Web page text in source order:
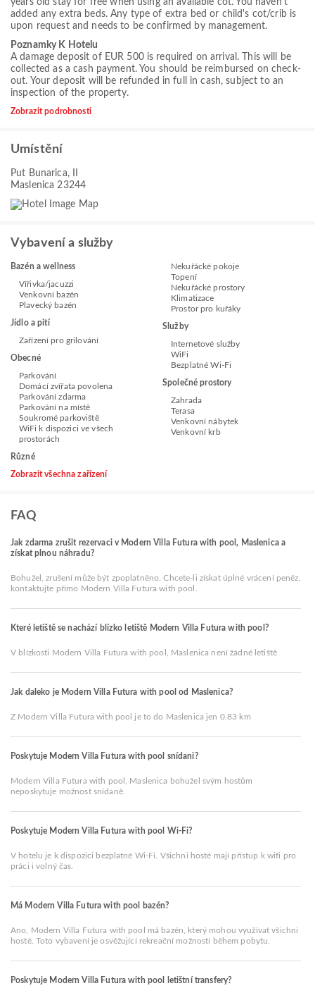
years old stay for free when using an available cot. You haven't
added any extra beds. Any type of extra bed or child's cot/crib is
upon request and needs to be confirmed by management.
Poznamky K Hotelu
A damage deposit of EUR 500 is required on arrival. This will be
collected as a cash payment. You should be reimbursed on check-
out. Your deposit will be refunded in full in cash, subject to an
inspection of the property.
Zobrazit podrobnosti
Umístění
Put Bunarica, II
Maslenica 23244
Vybavení a služby
Bazén a wellness
Vířivka/jacuzzi
Venkovní bazén
Plavecký bazén
Jídlo a pití
Zařízení pro grilování
Obecné
Parkování
Domácí zvířata povolena
Parkování zdarma
Parkování na místě
Soukromé parkoviště
WiFi k dispozici ve všech
prostorách
Různé
Nekuřácké pokoje
Topení
Nekuřácké prostory
Klimatizace
Prostor pro kuřáky
Služby
Internetové služby
WiFi
Bezplatné Wi-Fi
Společné prostory
Zahrada
Terasa
Venkovní nábytek
Venkovní krb
Zobrazit všechna zařízení
FAQ
Jak zdarma zrušit rezervaci v Modern Villa Futura with pool, Maslenica a
získat plnou náhradu?
Bohužel, zrušení může být zpoplatněno. Chcete-li získat úplné vrácení peněz,
kontaktujte přímo Modern Villa Futura with pool.
Které letiště se nachází blízko letiště Modern Villa Futura with pool?
V blízkosti Modern Villa Futura with pool, Maslenica není žádné letiště
Jak daleko je Modern Villa Futura with pool od Maslenica?
Z Modern Villa Futura with pool je to do Maslenica jen 0.83 km
Poskytuje Modern Villa Futura with pool snídani?
Modern Villa Futura with pool, Maslenica bohužel svým hostům
neposkytuje možnost snídaně.
Poskytuje Modern Villa Futura with pool Wi-Fi?
V hotelu je k dispozici bezplatné Wi-Fi. Všichni hosté mají přístup k wifi pro
práci i volný čas.
Má Modern Villa Futura with pool bazén?
Ano, Modern Villa Futura with pool má bazén, který mohou využívat všichni
hosté. Toto vybavení je osvěžující rekreační možností během pobytu.
Poskytuje Modern Villa Futura with pool letištní transfery?